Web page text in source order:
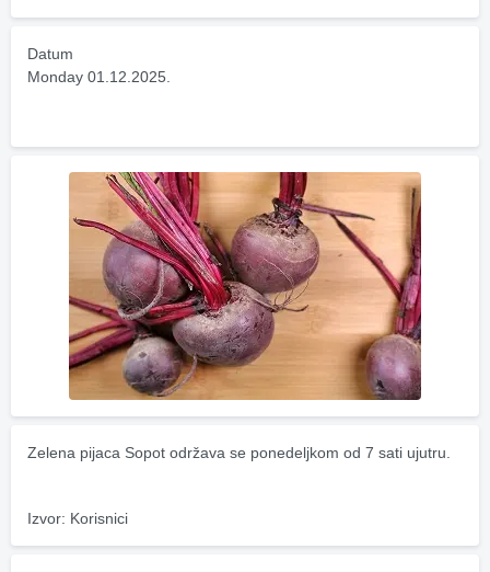
Datum
Monday 01.12.2025.
Zelena pijaca Sopot održava se ponedeljkom od 7 sati ujutru.
Izvor: Korisnici